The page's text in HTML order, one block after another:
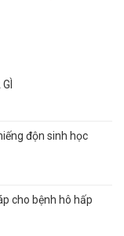
độn sinh học
cho bệnh hô hấp